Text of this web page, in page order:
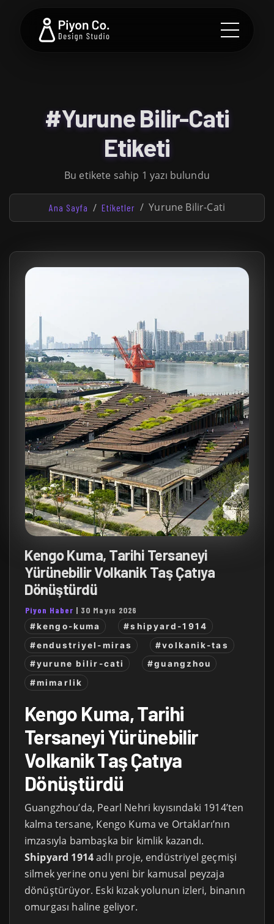
#Yurune Bilir-Cati
Etiketi
Bu etikete sahip 1 yazı bulundu
Ana Sayfa Etiketler Yurune Bilir-Cati
Kengo Kuma, Tarihi Tersaneyi
Yürünebilir Volkanik Taş Çatıya
Dönüştürdü
Piyon Haber | 30 Mayıs 2026
#kengo-kuma
#shipyard-1914
#endustriyel-miras
#volkanik-tas
#yurune bilir-cati
#guangzhou
#mimarlik
Kengo Kuma, Tarihi
Tersaneyi Yürünebilir
Volkanik Taş Çatıya
Dönüştürdü
Guangzhou’da, Pearl Nehri kıyısındaki 1914’ten
kalma tersane, Kengo Kuma ve Ortakları’nın
imzasıyla bambaşka bir kimlik kazandı.
Shipyard 1914adlı proje, endüstriyel geçmişi
silmek yerine onu yeni bir kamusal peyzaja
dönüştürüyor. Eski kızak yolunun izleri, binanın
omurgası haline geliyor.